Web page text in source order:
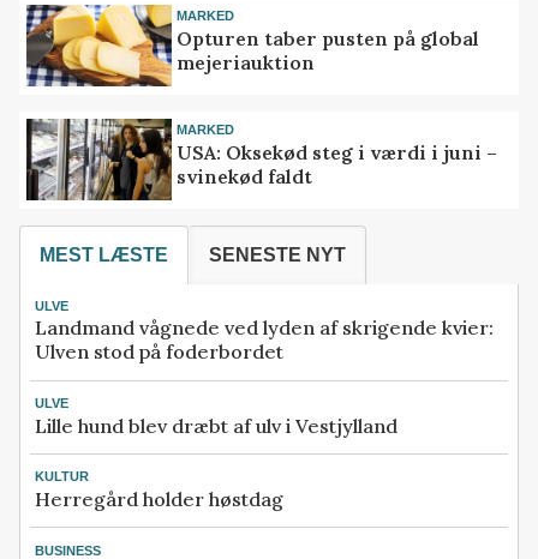
MARKED
Opturen taber pusten på global
mejeriauktion
MARKED
USA: Oksekød steg i værdi i juni –
svinekød faldt
MEST LÆSTE SENESTE NYT
ULVE
Landmand vågnede ved lyden af skrigende kvier:
Ulven stod på foderbordet
ULVE
Lille hund blev dræbt af ulv i Vestjylland
KULTUR
Herregård holder høstdag
BUSINESS